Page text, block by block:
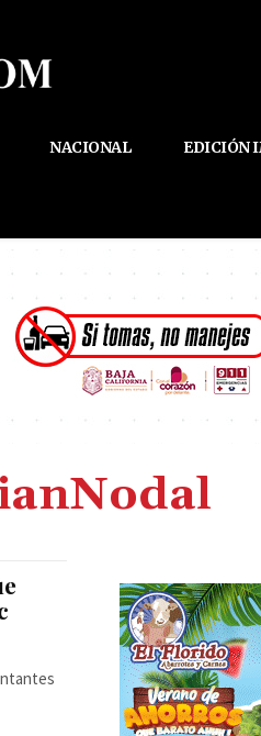
NACIONAL EDICIÓN